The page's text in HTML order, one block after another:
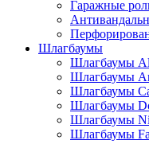
Гаражные
Шлагбаумы
Шлагбаумы
Шлагбаумы
Шлагбаумы
Шлагбаумы
Шлагбаумы
Шлагбаумы